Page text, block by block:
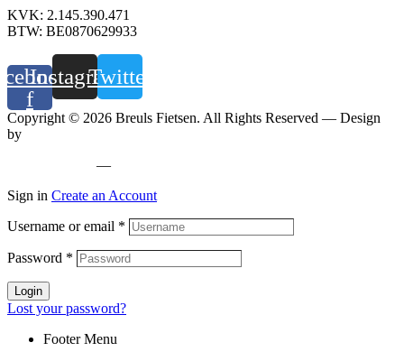
KVK: 2.145.390.471
BTW: BE0870629933
f
Instagram
Twitter
Copyright © 2026 Breuls Fietsen. All Rights Reserved — Design
by
—
Sign in Create an Account
Username or email *
Password *
Login
Lost your password?
Footer Menu